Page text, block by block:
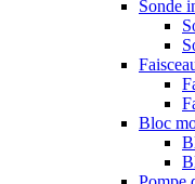
Sonde
Bloc